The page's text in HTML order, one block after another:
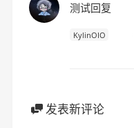
测试回复
KylinOIO
发表新评论